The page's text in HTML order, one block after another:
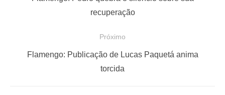
recuperação
Próximo
Flamengo: Publicação de Lucas Paquetá anima
torcida